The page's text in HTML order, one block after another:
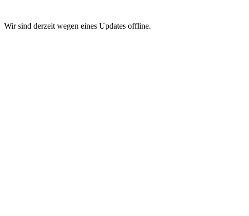
Wir sind derzeit wegen eines Updates offline.